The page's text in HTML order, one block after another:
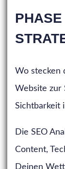
Wo stecken
Website zur
Sichtbarkeit
Die SEO
Content,
Deinen